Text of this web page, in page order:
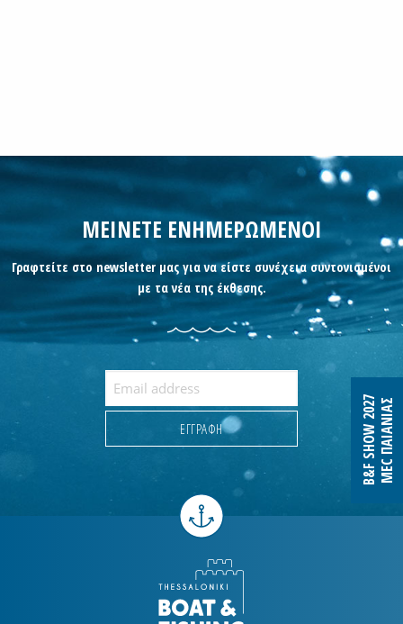
B&F SHOW 2027MEC ΠΑΙΑΝΙΑΣ
ΜΕΙΝΕΤΕ ΕΝΗΜΕΡΩΜΕΝΟΙ
Γραφτείτε στο newsletter μας για να είστε συνέχεια συντονισμένοι
με τα νέα της έκθεσης.